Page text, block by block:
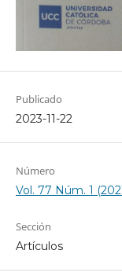
Publicado
2023-11-22
Número
Vol. 77 Núm. 1
Sección
Artículos